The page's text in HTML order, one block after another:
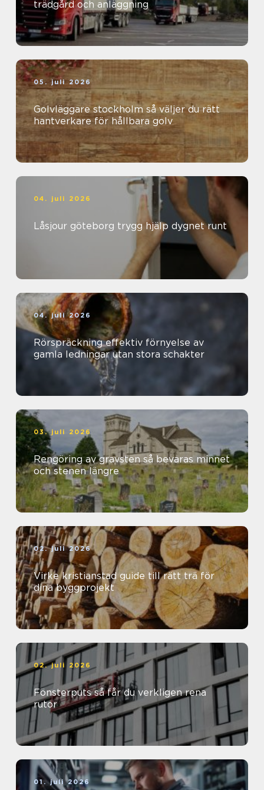
trädgård och anläggning
05. juli 2026
Golvläggare stockholm så väljer du rätt
hantverkare för hållbara golv
04. juli 2026
Låsjour göteborg trygg hjälp dygnet runt
04. juli 2026
Rörspräckning effektiv förnyelse av
gamla ledningar utan stora schakter
03. juli 2026
Rengöring av gravsten så bevaras minnet
och stenen längre
02. juli 2026
Virke kristianstad guide till rätt trä för
dina byggprojekt
02. juli 2026
Fönsterputs så får du verkligen rena
rutor
01. juli 2026